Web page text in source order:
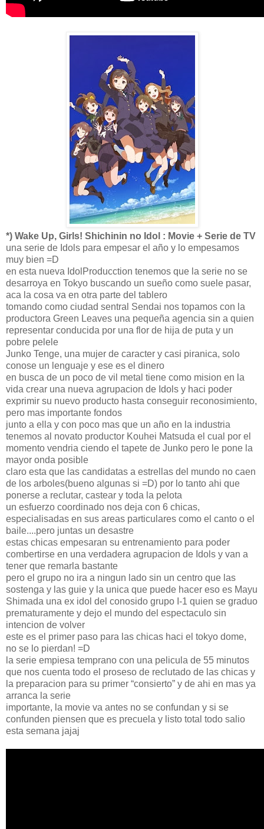
*) Wake Up, Girls! Shichinin no Idol : Movie + Serie de TV
una serie de Idols para empesar el año y lo empesamos
muy bien =D
en esta nueva IdolProducction tenemos que la serie no se
desarroya en Tokyo buscando un sueño como suele pasar,
aca la cosa va en otra parte del tablero
tomando como ciudad sentral Sendai nos topamos con la
productora Green Leaves una pequeña agencia sin a quien
representar conducida por una flor de hija de puta y un
pobre pelele
Junko Tenge, una mujer de caracter y casi piranica, solo
conose un lenguaje y ese es el dinero
en busca de un poco de vil metal tiene como mision en la
vida crear una nueva agrupacion de Idols y haci poder
exprimir su nuevo producto hasta conseguir reconosimiento,
pero mas importante fondos
junto a ella y con poco mas que un año en la industria
tenemos al novato productor Kouhei Matsuda el cual por el
momento vendria ciendo el tapete de Junko pero le pone la
mayor onda posible
claro esta que las candidatas a estrellas del mundo no caen
de los arboles(bueno algunas si =D) por lo tanto ahi que
ponerse a reclutar, castear y toda la pelota
un esfuerzo coordinado nos deja con 6 chicas,
especialisadas en sus areas particulares como el canto o el
baile....pero juntas un desastre
estas chicas empesaran su entrenamiento para poder
combertirse en una verdadera agrupacion de Idols y van a
tener que remarla bastante
pero el grupo no ira a ningun lado sin un centro que las
sostenga y las guie y la unica que puede hacer eso es Mayu
Shimada una ex idol del conosido grupo I-1 quien se graduo
prematuramente y dejo el mundo del espectaculo sin
intencion de volver
este es el primer paso para las chicas haci el tokyo dome,
no se lo pierdan! =D
la serie empiesa temprano con una pelicula de 55 minutos
que nos cuenta todo el proseso de reclutado de las chicas y
la preparacion para su primer “consierto” y de ahi en mas ya
arranca la serie
importante, la movie va antes no se confundan y si se
confunden piensen que es precuela y listo total todo salio
esta semana jajaj